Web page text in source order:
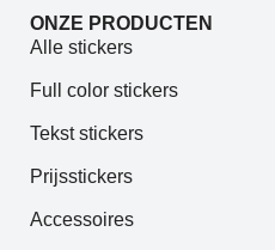
ONZE PRODUCTEN
Alle stickers
Full color stickers
Tekst stickers
Prijsstickers
Accessoires